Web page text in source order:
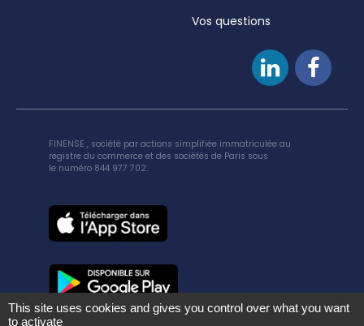
Vos questions
FINENSE , société par actions simplifiée immatriculée au
registre du commerce et des sociétés de Paris sous
le numéro 844 977 702.
This site uses cookies and gives you control over what you want
to activate